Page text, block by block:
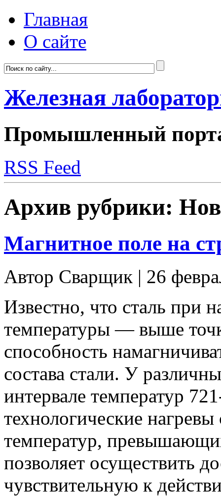
Главная
О сайте
Железная
Промышленный
RSS Feed
Архив рубрики:
Магнитное поле на
Автор Сварщик | 26
Известно, что сталь при
температуры — выше
способность
состава стали. У
интервале температур
технологические
температур,
позволяет осуществить
чувствительную к